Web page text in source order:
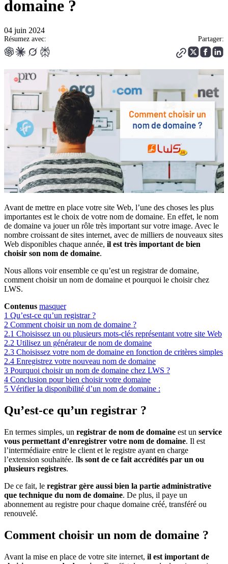
domaine ?
04 juin 2024
Résumez avec: Partager:
Avant de mettre en place votre site Web, l’une des choses les plus
importantes est le choix de votre nom de domaine. En effet, le nom
de domaine va jouer un rôle très important sur votre image. Avec le
nombre croissant de sites internet, avec de milliers de nouveaux sites
Web disponibles chaque année, il est très important de bien
choisir son nom de domaine.
Nous allons voir ensemble ce qu’est un registrar de domaine,
comment choisir un nom de domaine et pourquoi le choisir chez
LWS.
Contenus masquer
1 Qu’est-ce qu’un registrar ?
2 Comment choisir un nom de domaine ?
2.1 Choisissez un ou plusieurs mots-clés représentant votre site Web
2.2 Utilisez un générateur de nom de domaine
2.3 Choisissez votre nom de domaine en fonction de critères simples
2.4 Enregistrez votre nouveau nom de domaine
3 Pourquoi choisir un nom de domaine chez LWS ?
4 Conclusion pour bien choisir votre domaine
5 Vérifier la disponibilité d’un nom de domaine :
Qu’est-ce qu’un registrar ?
En termes simples, un registrar de nom de domaine est un service
vous permettant d’enregistrer votre nom de domaine. Il est
l’intermédiaire entre le client et le registre ayant en charge
l’extension souhaitée. Ils sont de ce fait accrédités par un ou
plusieurs registres.
De ce fait, le registrar gère aussi bien la partie administrative
que technique du nom de domaine. De plus, il paye un
abonnement au registre pour chaque domaine créé, transféré ou
renouvelé.
Comment choisir un nom de domaine ?
Avant la mise en place de votre site internet, il est important de